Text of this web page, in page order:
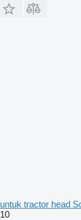
untuk tractor head
10